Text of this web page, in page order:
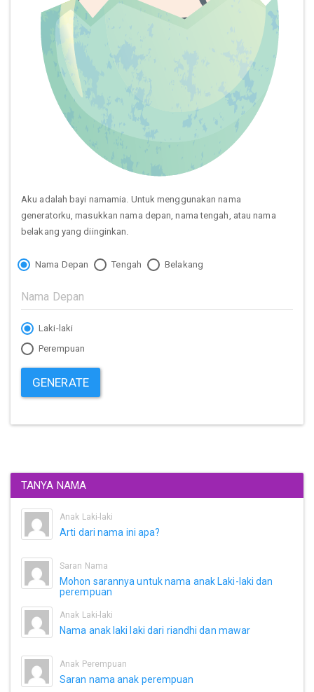
Aku adalah bayi namamia. Untuk menggunakan nama
generatorku, masukkan nama depan, nama tengah, atau nama
belakang yang diinginkan.
Nama Depan Tengah Belakang
Laki-laki
Perempuan
GENERATE
TANYA NAMA
Anak Laki-laki
Arti dari nama ini apa?
Saran Nama
Mohon sarannya untuk nama anak Laki-laki dan
perempuan
Anak Laki-laki
Nama anak laki laki dari riandhi dan mawar
Anak Perempuan
Saran nama anak perempuan